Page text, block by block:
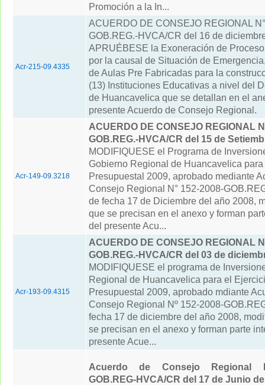
Promoción a la In...
Acr-215-09.4335
ACUERDO DE CONSEJO REGIONAL
GOB.REG.-HVCA/CR del 16 de
APRUÉBESE la Exoneración de
por la causal de Situación de
de Aulas Pre Fabricadas para la
(13) Instituciones Educativas a nivel del
de Huancavelica que se detallan en el
presente Acuerdo de Consejo Regional.
Acr-149-09.3218
ACUERDO DE CONSEJO REGIONAL
GOB.REG.-HVCA/CR del 15 de
MODIFIQUESE el Programa de
Gobierno Regional de Huancavelica
Presupuestal 2009, aprobado mediante
Consejo Regional N° 152-2008-
de fecha 17 de Diciembre del año 2008,
que se precisan en el anexo y forman
del presente Acu...
Acr-193-09.4315
ACUERDO DE CONSEJO REGIONAL
GOB.REG.-HVCA/CR del 03 de
MODIFIQUESE el programa de
Regional de Huancavelica para el
Presupuestal 2009, aprobado mdiante
Consejo Regional Nº 152-2008-
fecha 17 de diciembre del año 2008,
se precisan en el anexo y forman parte
presente Acue...
Acuerdo de Consejo Regional
GOB.REG-HVCA/CR del 17 de Junio